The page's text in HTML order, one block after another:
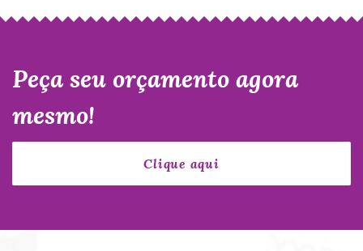
Peça seu orçamento agora
mesmo!